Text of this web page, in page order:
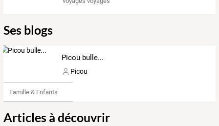
Ses blogs
Picou bulle...
Picou
Famille & Enfants
Articles à découvrir